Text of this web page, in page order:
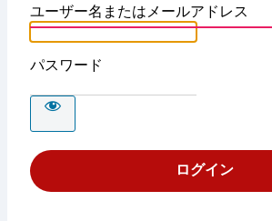
ユーザー名またはメールアドレス
パスワード